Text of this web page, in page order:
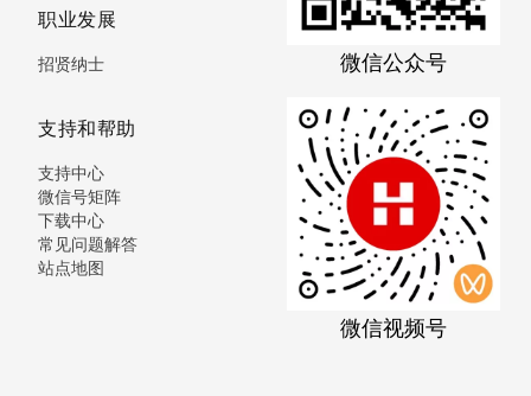
职业发展
招贤纳士
支持和帮助
支持中心
微信号矩阵
下载中心
常见问题解答
站点地图
微信公众号
微信视频号